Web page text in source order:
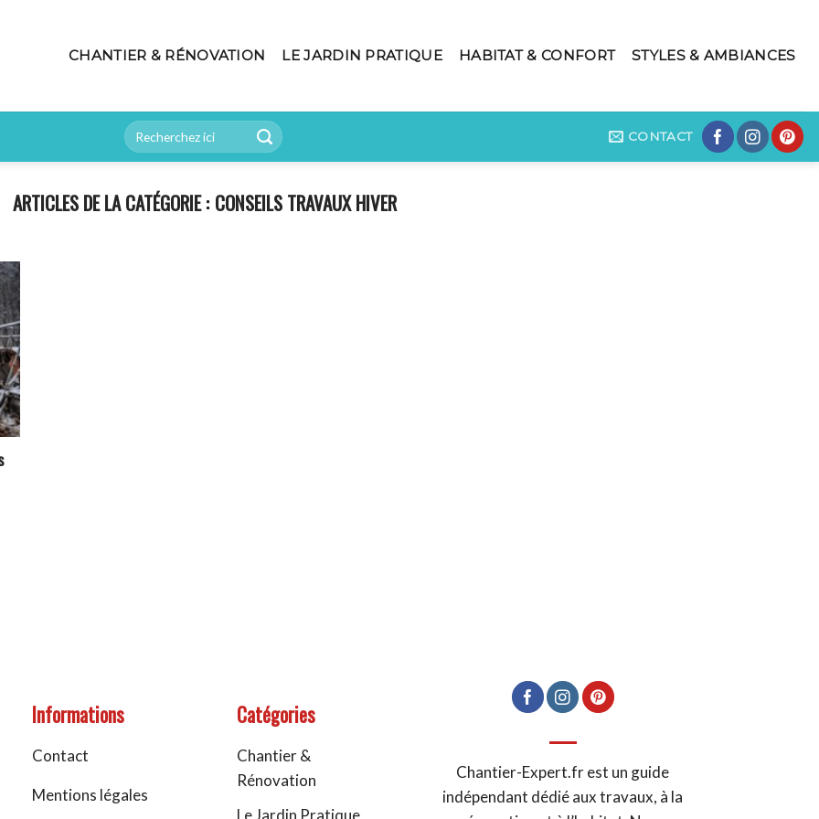
CHANTIER & RÉNOVATION LE JARDIN PRATIQUE HABITAT & CONFORT STYLES & AMBIANCES
CONTACT
CONSEILS TRAVAUX HIVER
Informations
Contact
Mentions légales
Catégories
Chantier &
Rénovation
Le Jardin Pratique
Chantier-Expert.fr est un guide
indépendant dédié aux travaux, à la